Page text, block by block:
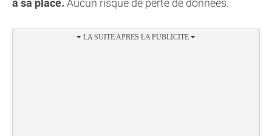
à sa place. Aucun risque de perte de données.